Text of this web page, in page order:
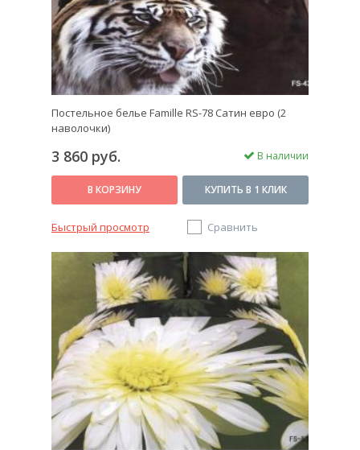
Постельное белье Famille RS-78 Сатин евро (2
наволочки)
3 860 руб. В наличии
В КОРЗИНУ КУПИТЬ В 1 КЛИК
Быстрый просмотр Сравнить